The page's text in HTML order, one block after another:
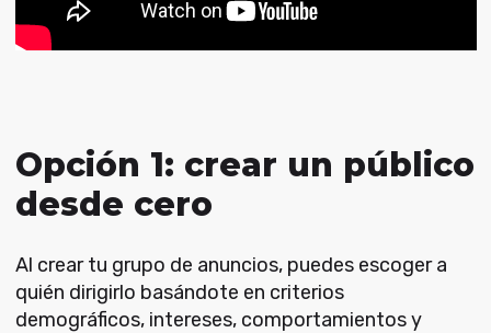
Opción 1: crear un público
desde cero
Al crear tu grupo de anuncios, puedes escoger a
quién dirigirlo basándote en criterios
demográficos, intereses, comportamientos y